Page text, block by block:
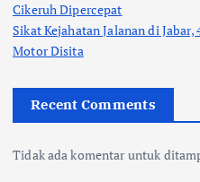
Cikeruh Dipercepat
Sikat Kejahatan Jalanan di
Motor Disita
Recent Comments
Tidak ada komentar untuk